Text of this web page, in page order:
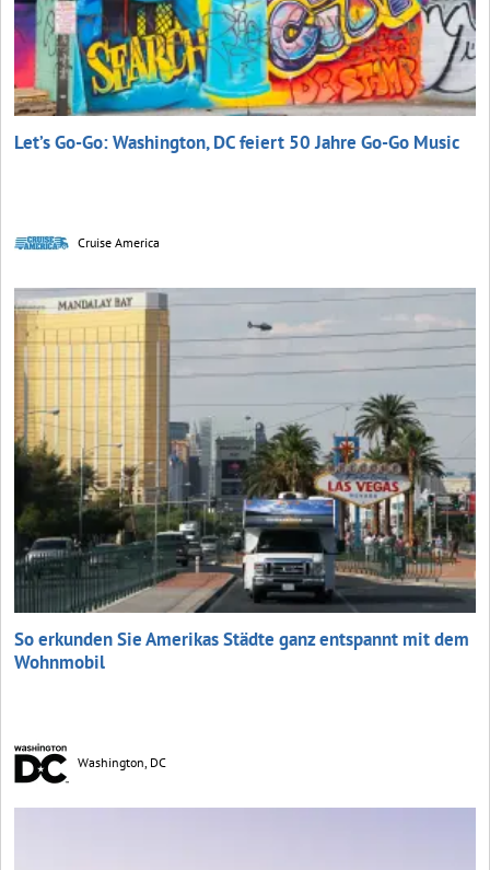
Let’s Go-Go: Washington, DC feiert 50 Jahre Go-Go Music
Cruise America
So erkunden Sie Amerikas Städte ganz entspannt mit dem
Wohnmobil
Washington, DC